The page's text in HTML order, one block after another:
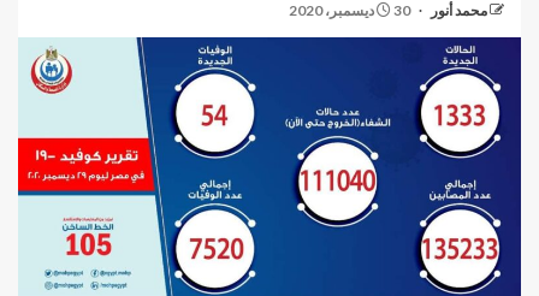
محمد أنور 30 ديسمبر، 2020